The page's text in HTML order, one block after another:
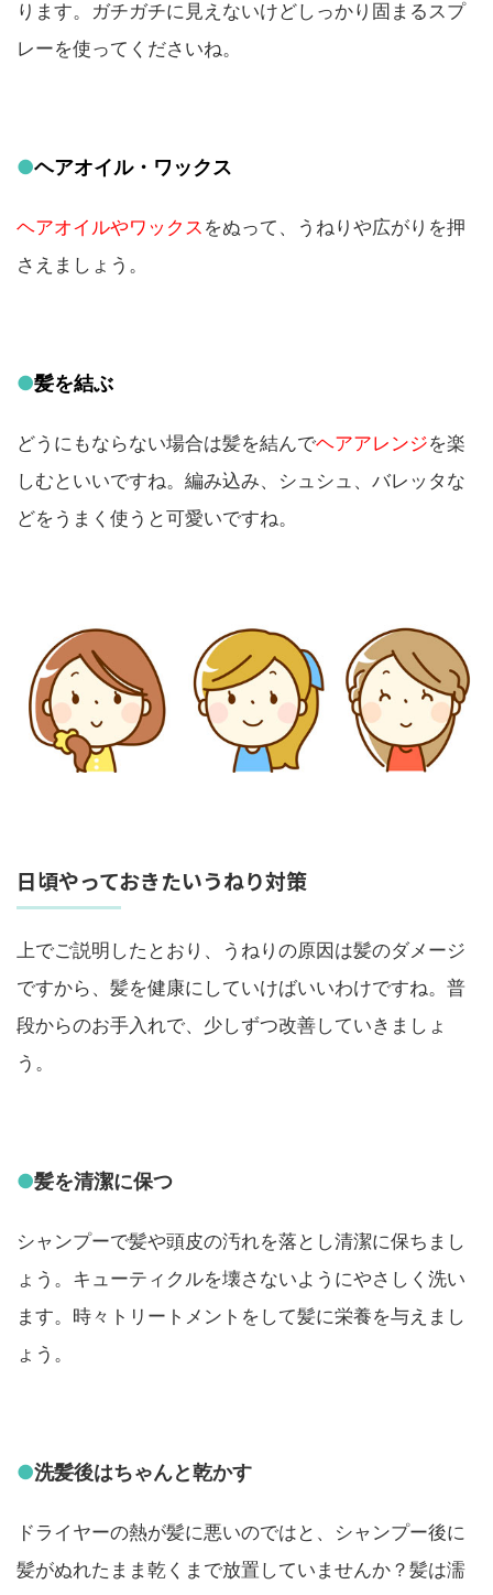
ります。ガチガチに見えないけどしっかり固まるスプ
レーを使ってくださいね。
●ヘアオイル・ワックス
ヘアオイルやワックス をぬって、うねりや広がりを押
さえましょう。
●髪を結ぶ
どうにもならない場合は髪を結んでヘアアレンジを楽
しむといいですね。編み込み、シュシュ、バレッタな
どをうまく使うと可愛いですね。
日頃やっておきたいうねり対策
上でご説明したとおり、うねりの原因は髪のダメージ
ですから、髪を健康にしていけばいいわけですね。普
段からのお手入れで、少しずつ改善していきましょ
う。
●髪を清潔に保つ
シャンプーで髪や頭皮の汚れを落とし清潔に保ちまし
ょう。キューティクルを壊さないようにやさしく洗い
ます。時々トリートメントをして髪に栄養を与えまし
ょう。
●洗髪後はちゃんと乾かす
ドライヤーの熱が髪に悪いのではと、シャンプー後に
髪がぬれたまま乾くまで放置していませんか？髪は濡